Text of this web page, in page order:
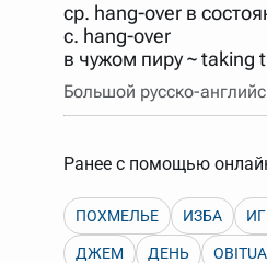
В сложных запросах
словом "***м***ов",
Порядок словарей
ср. hang-over в
с. hang-over
в чужом пиру ~ taking
Большой русско-
Ранее с помощью
ПОХМЕЛЬЕ ИЗБА
ДЖЕМ ДЕНЬ